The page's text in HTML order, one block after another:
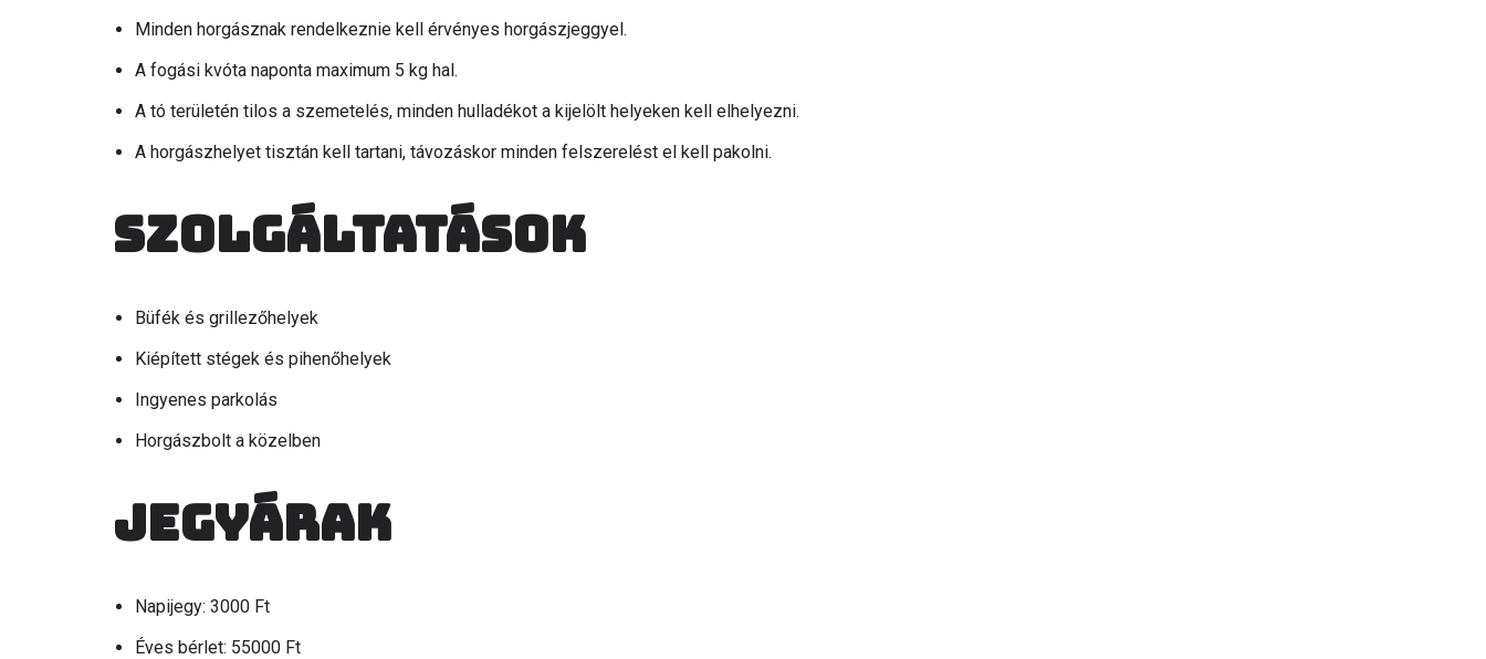
Minden horgásznak rendelkeznie kell érvényes horgászjeggyel.
A fogási kvóta naponta maximum 5 kg hal.
A tó területén tilos a szemetelés, minden hulladékot a kijelölt helyeken kell elhelyezni.
A horgászhelyet tisztán kell tartani, távozáskor minden felszerelést el kell pakolni.
Szolgáltatások
Büfék és grillezőhelyek
Kiépített stégek és pihenőhelyek
Ingyenes parkolás
Horgászbolt a közelben
Jegyárak
Napijegy: 3000 Ft
Éves bérlet: 55000 Ft